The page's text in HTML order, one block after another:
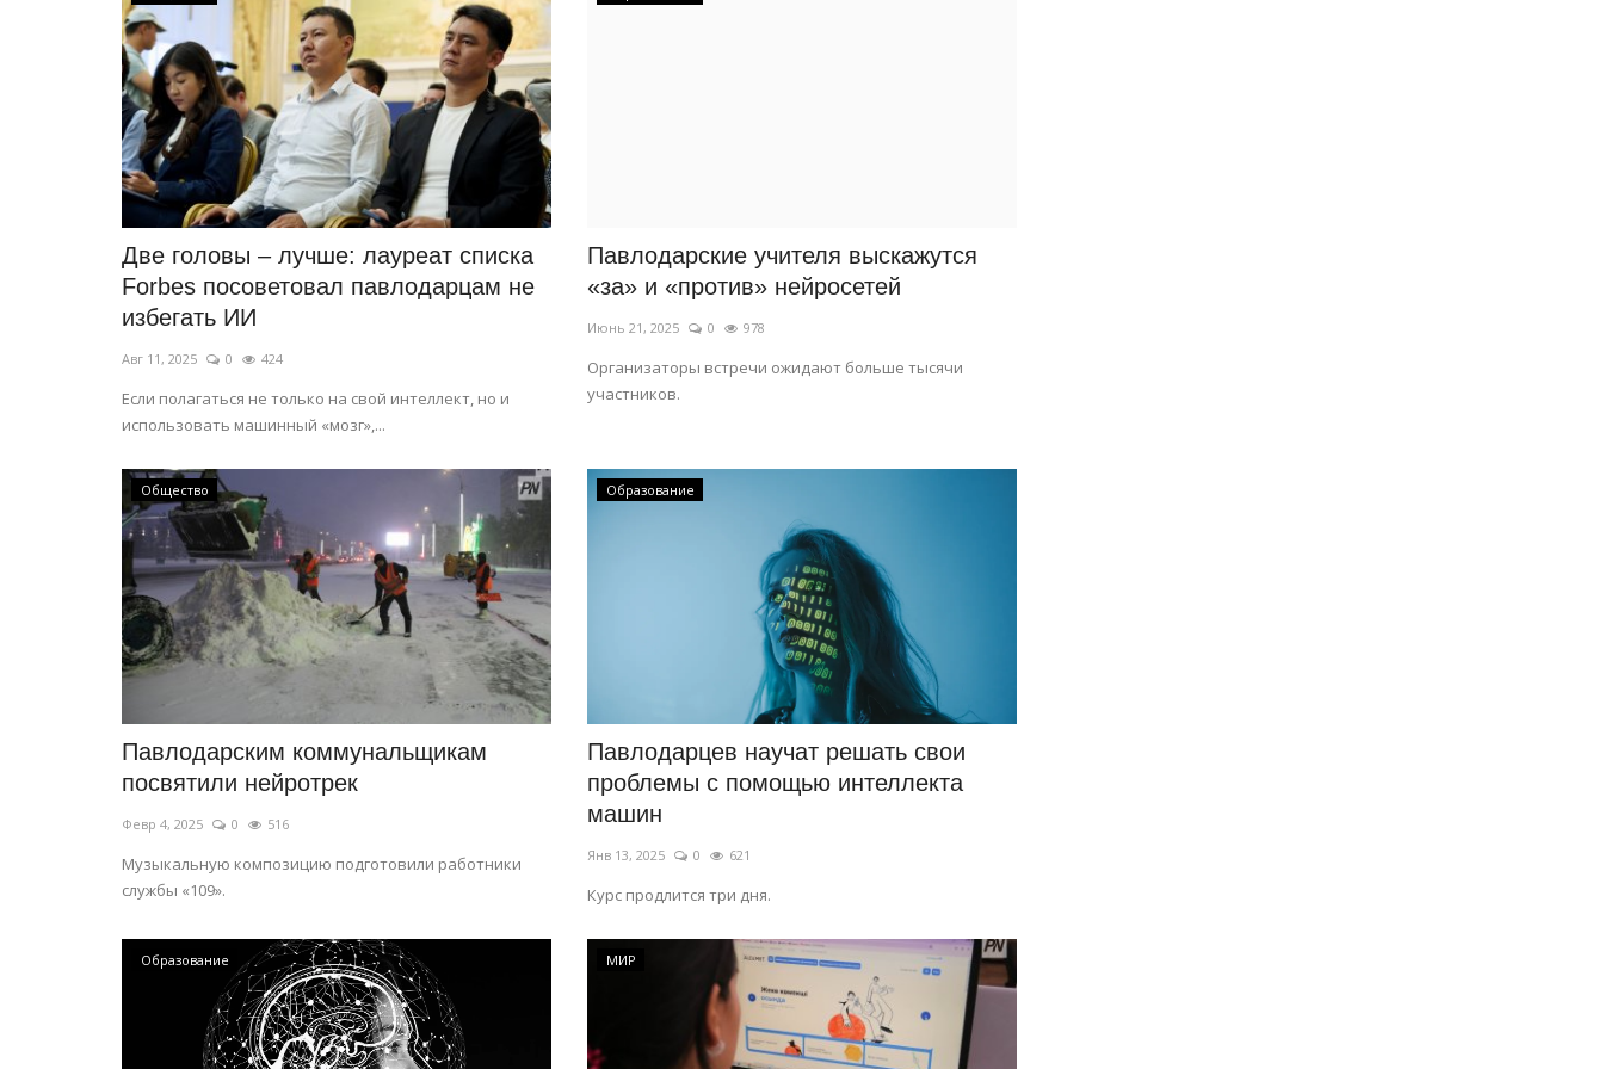
Две головы – лучше: лауреат списка
Forbes посоветовал павлодарцам не
избегать ИИ
Авг 11, 2025 0 424
Если полагаться не только на свой интеллект, но и
использовать машинный «мозг»,...
Павлодарские учителя выскажутся
«за» и «против» нейросетей
Июнь 21, 2025 0 978
Организаторы встречи ожидают больше тысячи
участников.
Общество
Павлодарским коммунальщикам
посвятили нейротрек
Февр 4, 2025 0 516
Музыкальную композицию подготовили работники
службы «109».
Образование
Павлодарцев научат решать свои
проблемы с помощью интеллекта
машин
Янв 13, 2025 0 621
Курс продлится три дня.
Образование МИР